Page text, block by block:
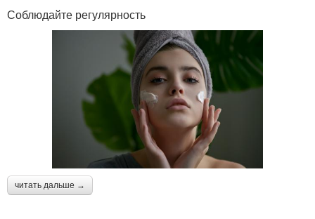
Соблюдайте регулярность
читать дальше →